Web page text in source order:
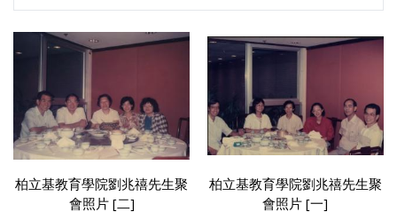
柏立基教育學院劉兆禧先生聚
會照片 [二]
柏立基教育學院劉兆禧先生聚
會照片 [一]